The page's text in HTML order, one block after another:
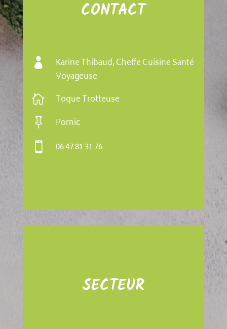
CONTACT

Karine Thibaud, Cheffe Cuisine Santé
Voyageuse
 Toque Trotteuse
 Pornic
 06 47 81 31 76
SECTEUR